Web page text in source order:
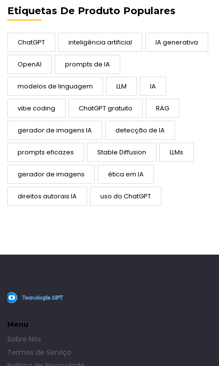
Etiquetas De Produto Populares
ChatGPT inteligência artificial IA generativa
OpenAI prompts de IA
modelos de linguagem LLM IA
vibe coding ChatGPT gratuito RAG
gerador de imagens IA detecção de IA
prompts eficazes Stable Diffusion LLMs
gerador de imagens ética em IA
direitos autorais IA uso do ChatGPT
Menu
Sobre Nós
Termos de Serviço